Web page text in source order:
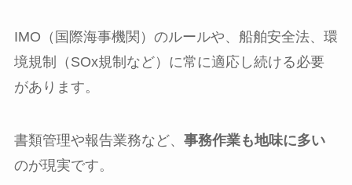
IMO（国際海事機関）のルールや、船舶安全法、環
境規制（SOx規制など）に常に適応し続ける必要
があります。
書類管理や報告業務など、 事務作業も地味に多い
のが現実です。